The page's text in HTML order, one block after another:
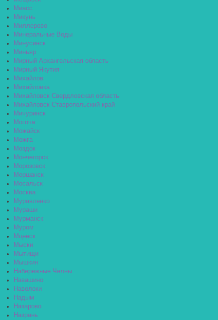
Миасс
Микунь
Миллерово
Минеральные Воды
Минусинск
Миньяр
Мирный Архангельская область
Мирный Якутия
Михайлов
Михайловка
Михайловск Свердловская область
Михайловск Ставропольский край
Мичуринск
Могоча
Можайск
Можга
Моздок
Мончегорск
Морозовск
Моршанск
Мосальск
Москва
Муравленко
Мураши
Мурманск
Муром
Мценск
Мыски
Мытищи
Мышкин
Набережные Челны
Навашино
Наволоки
Надым
Назарово
Назрань